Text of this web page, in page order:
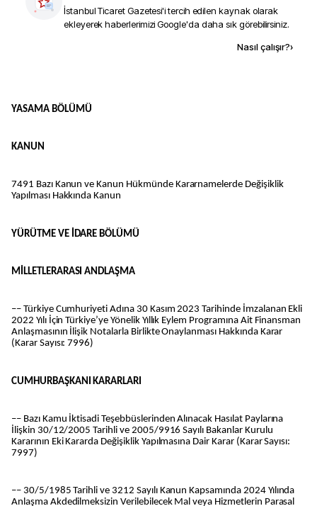
İstanbul Ticaret Gazetesi'i tercih edilen kaynak olarak
ekleyerek haberlerimizi Google'da daha sık görebilirsiniz.
Nasıl çalışır?›
YASAMA BÖLÜMÜ
KANUN
7491 Bazı Kanun ve Kanun Hükmünde Kararnamelerde Değişiklik
Yapılması Hakkında Kanun
YÜRÜTME VE İDARE BÖLÜMÜ
MİLLETLERARASI ANDLAŞMA
–– Türkiye Cumhuriyeti Adına 30 Kasım 2023 Tarihinde İmzalanan Ekli
2022 Yılı İçin Türkiye’ye Yönelik Yıllık Eylem Programına Ait Finansman
Anlaşmasının İlişik Notalarla Birlikte Onaylanması Hakkında Karar
(Karar Sayısı: 7996)
CUMHURBAŞKANI KARARLARI
–– Bazı Kamu İktisadi Teşebbüslerinden Alınacak Hasılat Paylarına
İlişkin 30/12/2005 Tarihli ve 2005/9916 Sayılı Bakanlar Kurulu
Kararının Eki Kararda Değişiklik Yapılmasına Dair Karar (Karar Sayısı:
7997)
–– 30/5/1985 Tarihli ve 3212 Sayılı Kanun Kapsamında 2024 Yılında
Anlaşma Akdedilmeksizin Verilebilecek Mal veya Hizmetlerin Parasal